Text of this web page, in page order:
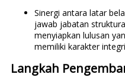
Sinergi antara latar
jawab jabatan
menyiapkan lulusan
memiliki karakter
Langkah